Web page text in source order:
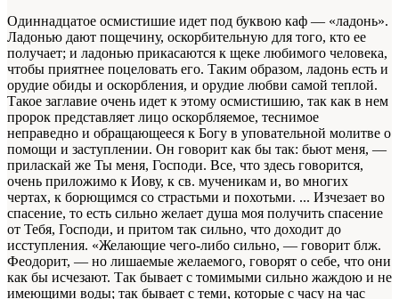
Одиннадцатое осмистишие идет под буквою каф — «ладонь».
Ладонью дают пощечину, оскорбительную для того, кто ее
получает; и ладонью прикасаются к щеке любимого человека,
чтобы приятнее поцеловать его. Таким образом, ладонь есть и
орудие обиды и оскорбления, и орудие любви самой теплой.
Такое заглавие очень идет к этому осмистишию, так как в нем
пророк представляет лицо оскорбляемое, теснимое
неправедно и обращающееся к Богу в уповательной молитве о
помощи и заступлении. Он говорит как бы так: бьют меня, —
приласкай же Ты меня, Господи. Все, что здесь говорится,
очень приложимо к Иову, к св. мученикам и, во многих
чертах, к борющимся со страстьми и похотьми. ... Изчезает во
спасение, то есть сильно желает душа моя получить спасение
от Тебя, Господи, и притом так сильно, что доходит до
исступления. «Желающие чего-либо сильно, — говорит блж.
Феодорит, — но лишаемые желаемого, говорят о себе, что они
как бы исчезают. Так бывает с томимыми сильно жаждою и не
имеющими воды; так бывает с теми, которые с часу на час